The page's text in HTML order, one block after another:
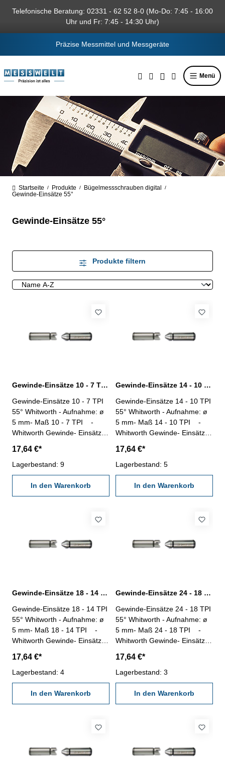
springen
Telefonische Beratung: 02331 - 62 52 8-0 (Mo-Do: 7:45 - 16:00
Uhr und Fr: 7:45 - 14:30 Uhr)
Präzise Messmittel und Messgeräte
Menü
Startseite / Produkte / Bügelmessschrauben digital /
Gewinde-Einsätze 55°
Gewinde-Einsätze 55°
Produkte filtern
Gewinde-Einsätze 10 - 7 TPI 55° Whitworth Gewinde
Gewinde-Einsätze 10 - 7 TPI
55° Whitworth - Aufnahme: ø
5 mm- Maß 10 - 7 TPI -
Whitworth Gewinde- Einsätze,
TPI (Threads Per Inch/Zoll) -
Gang pro Zoll
17,64 €*
Lagerbestand: 9
In den Warenkorb
Gewinde-Einsätze 14 - 10 TPI 55° Whitworth Gewinde
Gewinde-Einsätze 14 - 10 TPI
55° Whitworth - Aufnahme: ø
5 mm- Maß 14 - 10 TPI -
Whitworth Gewinde- Einsätze,
TPI (Threads Per Inch/Zoll) -
Gang pro Zoll
17,64 €*
Lagerbestand: 5
In den Warenkorb
Gewinde-Einsätze 18 - 14 TPI 55° Whitworth Gewinde
Gewinde-Einsätze 18 - 14 TPI
55° Whitworth - Aufnahme: ø
5 mm- Maß 18 - 14 TPI -
Whitworth Gewinde- Einsätze,
TPI (Threads Per Inch/Zoll) -
Gang pro Zoll
17,64 €*
Lagerbestand: 4
In den Warenkorb
Gewinde-Einsätze 24 - 18 TPI 55° Whitworth Gewinde
Gewinde-Einsätze 24 - 18 TPI
55° Whitworth - Aufnahme: ø
5 mm- Maß 24 - 18 TPI -
Whitworth Gewinde- Einsätze,
TPI (Threads Per Inch/Zoll) -
Gang pro Zoll
17,64 €*
Lagerbestand: 3
In den Warenkorb